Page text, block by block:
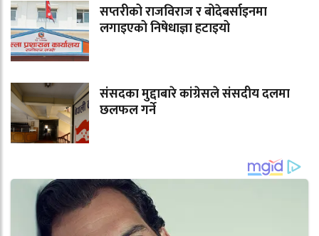
सप्तरीको राजविराज र बोदेबर्साइनमा
लगाइएको निषेधाज्ञा हटाइयो
संसदका मुद्दाबारे कांग्रेसले संसदीय दलमा
छलफल गर्ने